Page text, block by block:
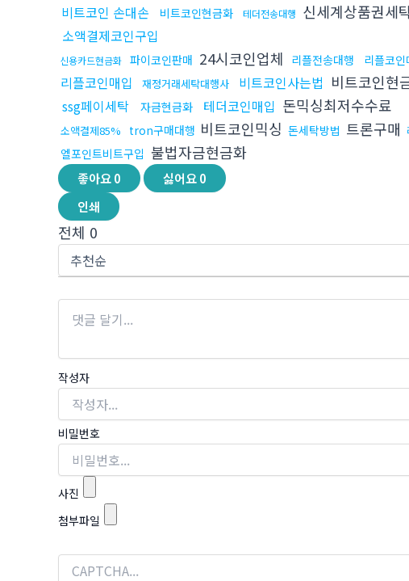
비트코인 손대손 비트코인현금화 테더전송대행 신세계상품권세
소액결제코인구입
신용카드현금화 파이코인판매 24시코인업체 리플전송대행 리플코인
리플코인매입 재정거래세탁대행사 비트코인사는법 비트코인현
ssg페이세탁
자금현금화 테더코인매입 돈믹싱최저수수료
소액결제85% tron구매대행 비트코인믹싱 돈세탁방법 트론구매
엘포인트비트구입 불법자금현금화
좋아요0 싫어요0
인쇄
전체 0
작성자
비밀번호
사진
첨부파일